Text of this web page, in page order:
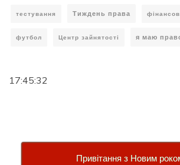
тестування Тиждень права
футбол Центр зайнятості я маю
17:45:33
Привітання з Новим